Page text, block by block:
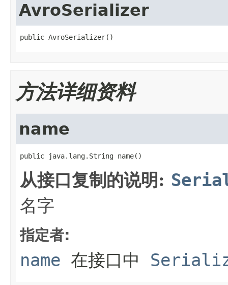
AvroSerializer
public AvroSerializer()
方法详细资料
name
public java.lang.String name()
从接口复制的说明:
名字
指定者:
name 在接口中